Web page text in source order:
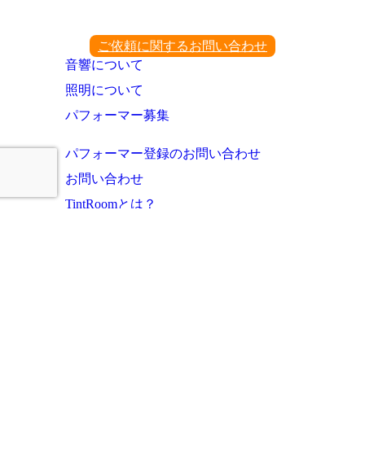
ご依頼に関するお問い合わせ
音響について
照明について
パフォーマー募集
パフォーマー登録のお問い合わせ
お問い合わせ
TintRoomとは？